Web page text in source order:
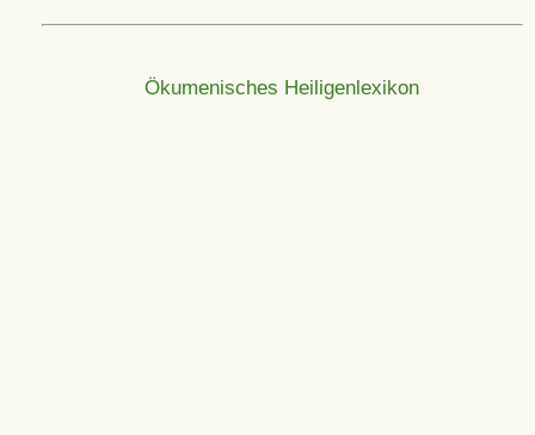
Ökumenisches Heiligenlexikon